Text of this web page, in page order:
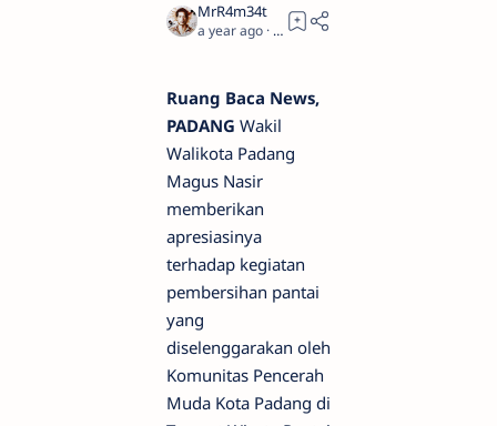
a year ago 1
Ruang Baca News,
PADANG Wakil
Walikota Padang
Magus Nasir
memberikan
apresiasinya
terhadap kegiatan
pembersihan pantai
yang
diselenggarakan oleh
Komunitas Pencerah
Muda Kota Padang di